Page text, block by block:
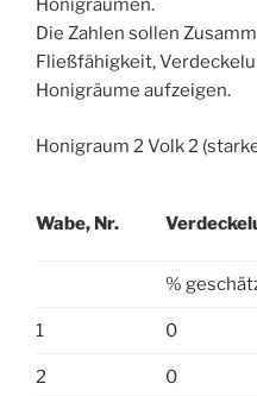
Honigräumen.
Die Zahlen sollen
Fließfähigkeit,
Honigräume aufzeigen.
Honigraum 2 Volk 2
Wabe, Nr.
%
1 0
2 0